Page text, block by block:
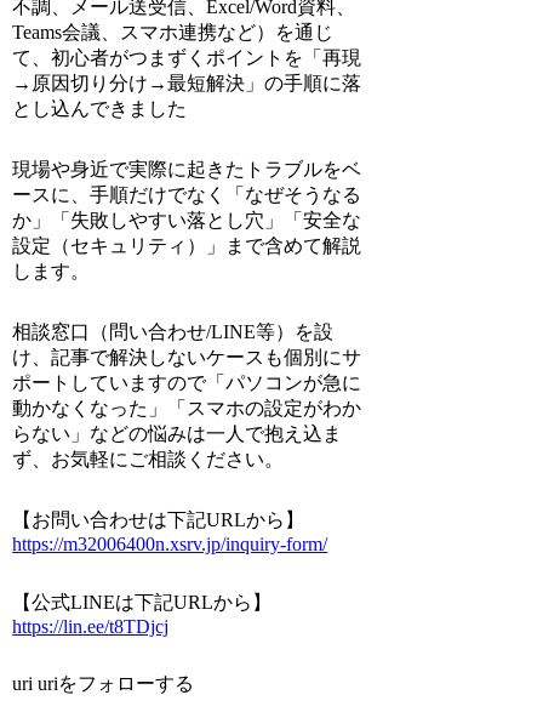
不調、メール送受信、Excel/Word資料、
Teams会議、スマホ連携など）を通じ
て、初心者がつまずくポイントを「再現
→原因切り分け→最短解決」の手順に落
とし込んできました
現場や身近で実際に起きたトラブルをベ
ースに、手順だけでなく「なぜそうなる
か」「失敗しやすい落とし穴」「安全な
設定（セキュリティ）」まで含めて解説
します。
相談窓口（問い合わせ/LINE等）を設
け、記事で解決しないケースも個別にサ
ポートしていますので「パソコンが急に
動かなくなった」「スマホの設定がわか
らない」などの悩みは一人で抱え込ま
ず、お気軽にご相談ください。
【お問い合わせは下記URLから】
https://m32006400n.xsrv.jp/inquiry-form/
【公式LINEは下記URLから】
https://lin.ee/t8TDjcj
uri uriをフォローする